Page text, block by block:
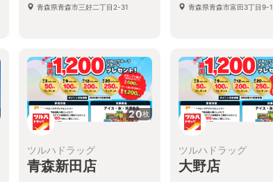
青森県青森市三好二丁目2-31
青森県青森市富田3丁目9-1
20枚
ツルハドラッグ
青森新田店
ツルハドラッグ
大野店